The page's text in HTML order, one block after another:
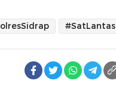
#SatLantas